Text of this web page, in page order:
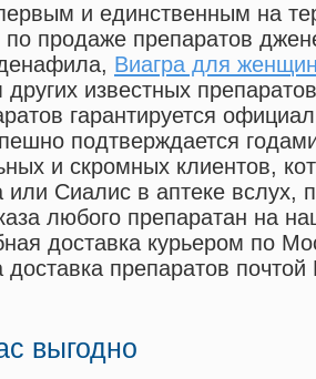
и единственным на
по продаже препаратов
, Виагра для
известных препаратов
гарантируется
подтверждается
и скромных клиентов,
или Сиалис в аптеке вслух,
любого препаратан на
доставка курьером по
препаратов
выгодно